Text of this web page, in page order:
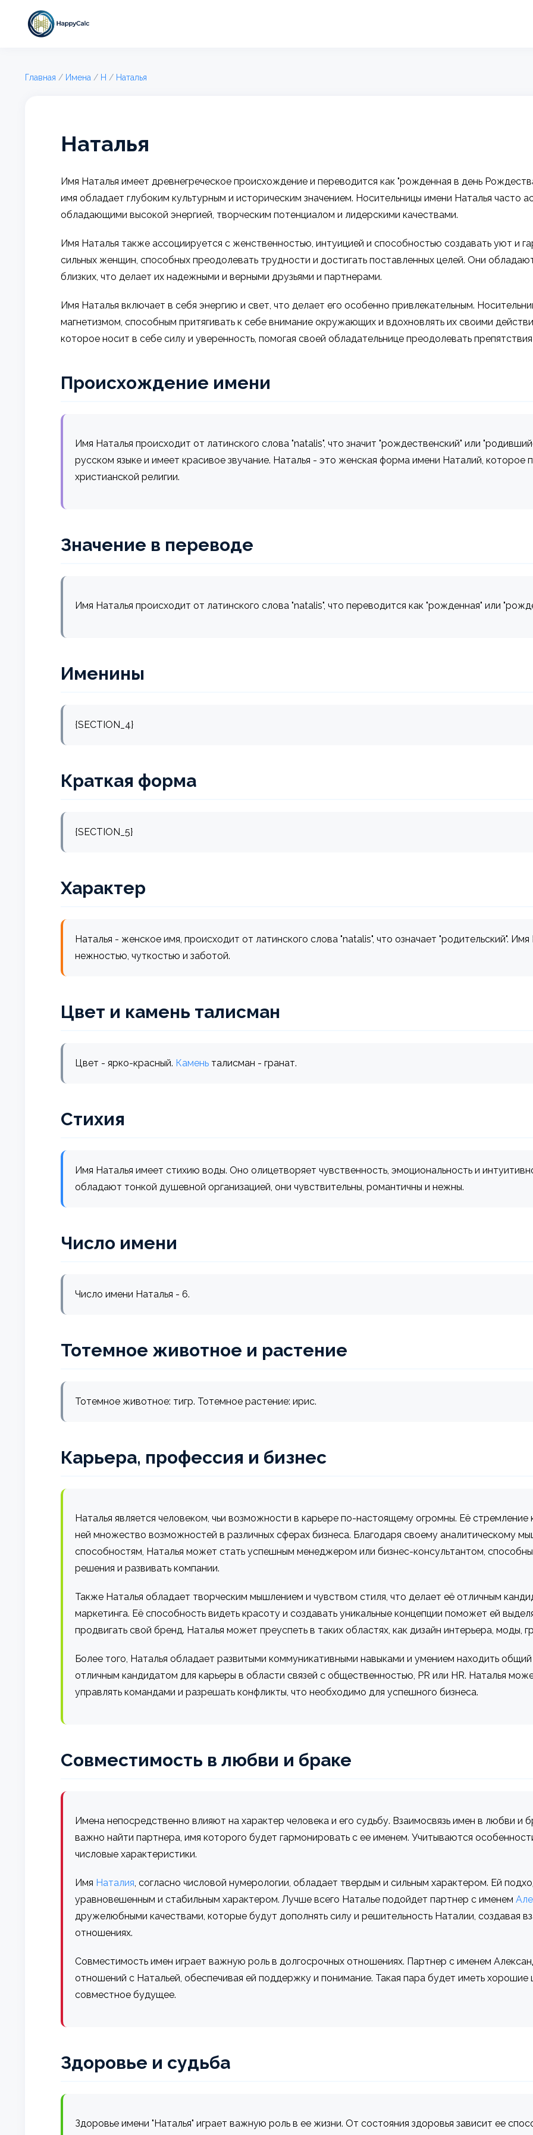
Главная / Имена / Н / Наталья
Наталья
Имя Наталья имеет древнегреческое происхождение и переводится как "рожденная в день
имя обладает глубоким культурным и историческим значением. Носительницы имени Наталья часто
обладающими высокой энергией, творческим потенциалом и лидерскими качествами.
Имя Наталья также ассоциируется с женственностью, интуицией и способностью создавать уют и
сильных женщин, способных преодолевать трудности и достигать поставленных целей. Они
близких, что делает их надежными и верными друзьями и партнерами.
Имя Наталья включает в себя энергию и свет, что делает его особенно привлекательным.
магнетизмом, способным притягивать к себе внимание окружающих и вдохновлять их своими
которое носит в себе силу и уверенность, помогая своей обладательнице преодолевать препятствия
Происхождение имени
Имя Наталья происходит от латинского слова "natalis", что значит "рождественский" или
русском языке и имеет красивое звучание. Наталья - это женская форма имени Наталий,
христианской религии.
Значение в переводе
Имя Наталья происходит от латинского слова "natalis", что переводится как "рожденная" или
Именины
{SECTION_4}
Краткая форма
{SECTION_5}
Характер
Наталья - женское имя, происходит от латинского слова "natalis", что означает "родительский".
нежностью, чуткостью и заботой.
Цвет и камень талисман
Цвет - ярко-красный. Камень талисман - гранат.
Стихия
Имя Наталья имеет стихию воды. Оно олицетворяет чувственность, эмоциональность и
обладают тонкой душевной организацией, они чувствительны, романтичны и нежны.
Число имени
Число имени Наталья - 6.
Тотемное животное и растение
Тотемное животное: тигр. Тотемное растение: ирис.
Карьера, профессия и бизнес
Наталья является человеком, чьи возможности в карьере по-настоящему огромны. Её
ней множество возможностей в различных сферах бизнеса. Благодаря своему аналитическому
способностям, Наталья может стать успешным менеджером или бизнес-консультантом,
решения и развивать компании.
Также Наталья обладает творческим мышлением и чувством стиля, что делает её отличным
маркетинга. Её способность видеть красоту и создавать уникальные концепции поможет ей
продвигать свой бренд. Наталья может преуспеть в таких областях, как дизайн интерьера, моды,
Более того, Наталья обладает развитыми коммуникативными навыками и умением находить
отличным кандидатом для карьеры в области связей с общественностью, PR или HR. Наталья
управлять командами и разрешать конфликты, что необходимо для успешного бизнеса.
Совместимость в любви и браке
Имена непосредственно влияют на характер человека и его судьбу. Взаимосвязь имен в любви и
важно найти партнера, имя которого будет гармонировать с ее именем. Учитываются
числовые характеристики.
Имя Наталия, согласно числовой нумерологии, обладает твердым и сильным характером. Ей
уравновешенным и стабильным характером. Лучше всего Наталье подойдет партнер с именем
дружелюбными качествами, которые будут дополнять силу и решительность Наталии, создавая
отношениях.
Совместимость имен играет важную роль в долгосрочных отношениях. Партнер с именем
отношений с Натальей, обеспечивая ей поддержку и понимание. Такая пара будет иметь хорошие
совместное будущее.
Здоровье и судьба
Здоровье имени "Наталья" играет важную роль в ее жизни. От состояния здоровья зависит ее